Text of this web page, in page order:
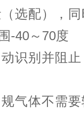
选配），
-40～70度
识别并阻
气体不需